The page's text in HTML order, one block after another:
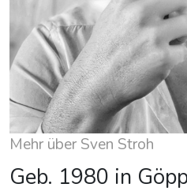
Mehr über Sven Stroh
Geb. 1980 in